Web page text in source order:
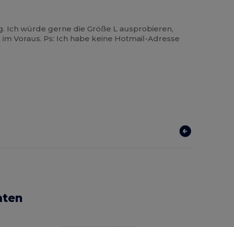
Ich würde gerne die Größe L ausprobieren,
Voraus. Ps: Ich habe keine Hotmail-Adresse